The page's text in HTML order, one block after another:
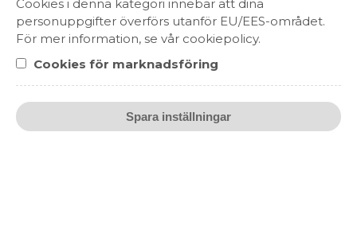
Cookies i denna kategori innebär att dina
personuppgifter överförs utanför EU/EES-området.
För mer information, se vår cookiepolicy.
Cookies för marknadsföring
Spara inställningar